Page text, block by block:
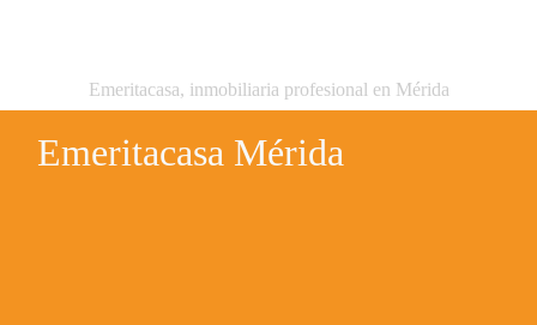
Emeritacasa, inmobiliaria profesional en Mérida
Emeritacasa Mérida